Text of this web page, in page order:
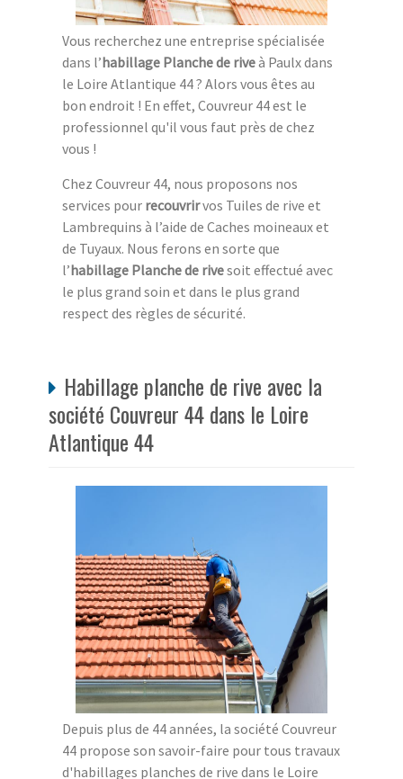
Vous recherchez une entreprise spécialisée
dans l’habillage Planche de riveà Paulx dans
le Loire Atlantique 44 ? Alors vous êtes au
bon endroit ! En effet, Couvreur 44 est le
professionnel qu'il vous faut près de chez
vous !
Chez Couvreur 44, nous proposons nos
services pour recouvrirvos Tuiles de rive et
Lambrequins à l’aide de Caches moineaux et
de Tuyaux. Nous ferons en sorte que
l’habillage Planche de rivesoit effectué avec
le plus grand soin et dans le plus grand
respect des règles de sécurité.
Habillage planche de rive avec la
société Couvreur 44 dans le Loire
Atlantique 44
Depuis plus de 44 années, la société Couvreur
44 propose son savoir-faire pour tous travaux
d'habillages planches de rive dans le Loire